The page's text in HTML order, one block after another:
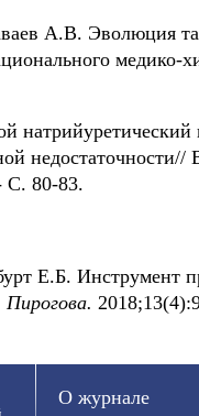
А.В. Эволюция
медико-
С. 80-83.
Е.Б. Инструмент
О журнале